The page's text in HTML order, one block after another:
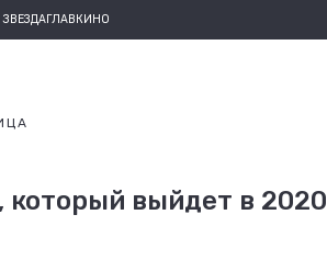
ГЛАВКИНО
который выйдет в 2020